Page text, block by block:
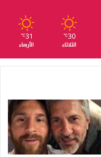
30
℃
الثلاثاء
31
℃
الأربعاء